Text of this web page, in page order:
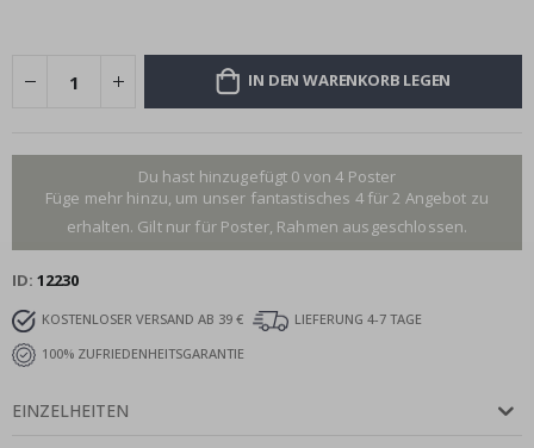
IN DEN WARENKORB LEGEN
Du hast hinzugefügt 0 von 4 Poster
Füge mehr hinzu, um unser fantastisches 4 für 2 Angebot zu
erhalten. Gilt nur für Poster, Rahmen ausgeschlossen.
ID 12230
KOSTENLOSER VERSAND AB 39 €
LIEFERUNG 4-7 TAGE
100% ZUFRIEDENHEITSGARANTIE
EINZELHEITEN